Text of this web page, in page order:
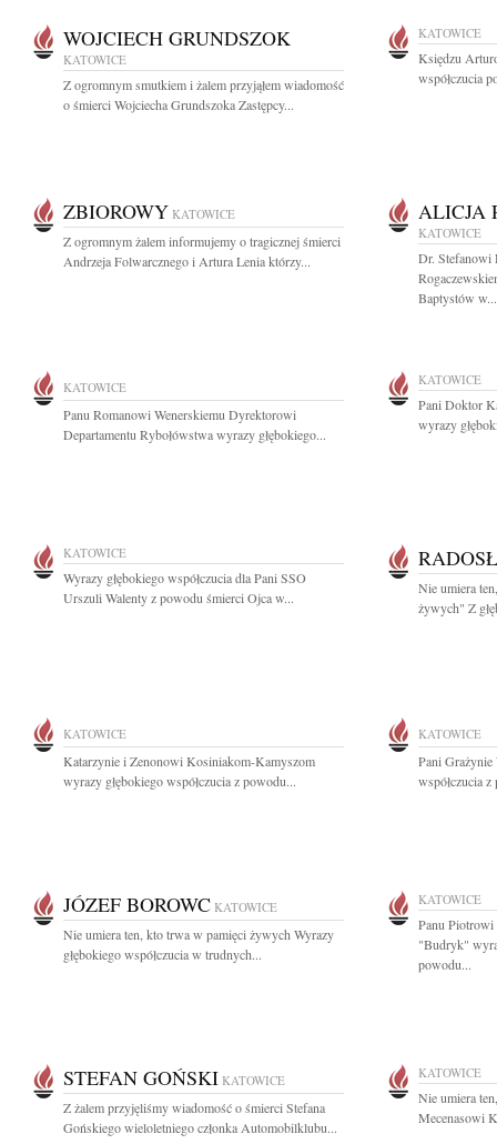
WOJCIECH GRUNDSZOK
KATOWICE
Z ogromnym smutkiem i żalem przyjąłem wiadomość
o śmierci Wojciecha Grundszoka Zastępcy...
KATOWICE
Księdzu
współczucia
ZBIOROWY KATOWICE
Z ogromnym żalem informujemy o tragicznej śmierci
Andrzeja Folwarcznego i Artura Lenia którzy...
ALICJA
KATOWICE
Dr. Stefanowi
Baptystów w...
KATOWICE
Panu Romanowi Wenerskiemu Dyrektorowi
Departamentu Rybołówstwa wyrazy głębokiego...
KATOWICE
Pani Doktor
wyrazy
KATOWICE
Wyrazy głębokiego współczucia dla Pani SSO
Urszuli Walenty z powodu śmierci Ojca w...
Nie umiera
żywych" Z
KATOWICE
Katarzynie i Zenonowi Kosiniakom-Kamyszom
wyrazy głębokiego współczucia z powodu...
KATOWICE
Pani Grażynie
współczucia
JÓZEF BOROWC KATOWICE
Nie umiera ten, kto trwa w pamięci żywych Wyrazy
głębokiego współczucia w trudnych...
KATOWICE
Panu
"Budryk"
powodu...
STEFAN GOŃSKI KATOWICE
Z żalem przyjęliśmy wiadomość o śmierci Stefana
Gońskiego wieloletniego członka Automobilklubu...
KATOWICE
Nie umiera
Mecenasowi